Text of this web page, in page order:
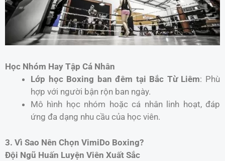
Học Nhóm Hay Tập Cá Nhân
Lớp học Boxing ban đêm tại Bắc Từ Liêm: Phù
hợp với người bận rộn ban ngày.
Mô hình học nhóm hoặc cá nhân linh hoạt, đáp
ứng đa dạng nhu cầu của học viên.
3. Vì Sao Nên Chọn VimiDo Boxing?
Đội Ngũ Huấn Luyện Viên Xuất Sắc